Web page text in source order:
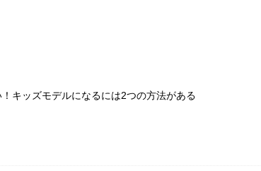
キッズモデルになるには2つの方法がある